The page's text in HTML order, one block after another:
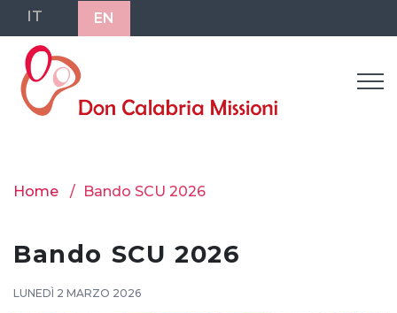
IT EN
Home Bando SCU 2026
Bando SCU 2026
LUNEDÌ 2 MARZO 2026